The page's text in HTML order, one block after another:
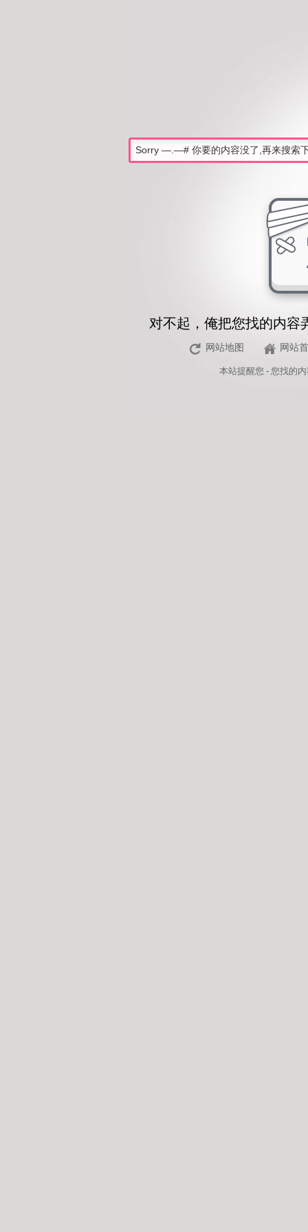
对不起，俺把您找的内容
网站地图 网站
本站提醒您 - 您找的